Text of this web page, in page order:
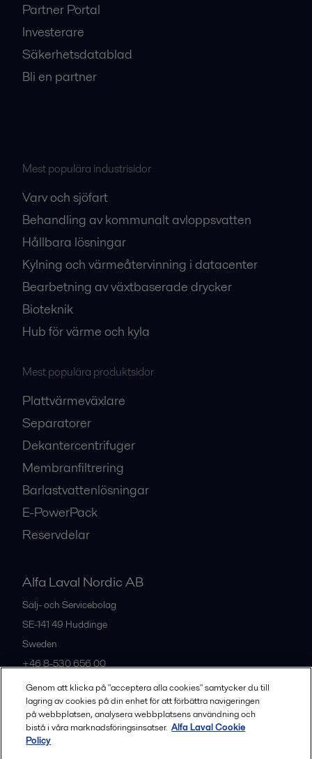
Partner Portal
Investerare
Säkerhetsdatablad
Bli en partner
Mest populära industrisidor
Varv och sjöfart
Behandling av kommunalt avloppsvatten
Hållbara lösningar
Kylning och värmeåtervinning i datacenter
Bearbetning av växtbaserade drycker
Bioteknik
Hub för värme och kyla
Mest populära produktsidor
Plattvärmeväxlare
Separatorer
Dekantercentrifuger
Membranfiltrering
Barlastvattenlösningar
E-PowerPack
Reservdelar
Alfa Laval Nordic AB
Sälj- och Servicebolag
SE-141 49 Huddinge
Sweden
+46 8-530 656 00
Alla kontor och partners
Genom att klicka på "acceptera alla cookies" samtycker du till
lagring av cookies på din enhet för att förbättra navigeringen
på webbplatsen, analysera webbplatsens användning och
bistå i våra marknadsföringsinsatser. Alfa Laval Cookie
Policy